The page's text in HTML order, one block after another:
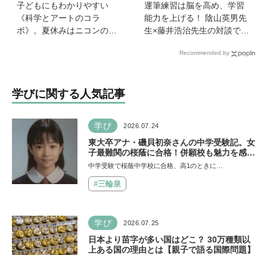
子どもにもわかりやすい
《科学とアートのコラ
ボ》。夏休みはニコンの特
運筆練習は脳を高め、学習
能力を上げる！ 陰山英男先
生×藤井浩治先生の対談でわ
のかん字運筆ドリル』は字
Recommended by
学びに関する人気記事
学び 2026.07.24
東大卒アナ・磯貝初奈さんの中学受験記。女
子最難関の桜蔭に合格！併願校も魅力を感じ
た渋渋に。母親の声かけは「睡眠が何より大
中学受験で桜蔭中学校に合格、高1のときに…
#三輪泉
学び 2026.07.25
日本より苗字が多い国はどこ？ 30万種類以
上ある国の理由とは【親子で語る国際問題】